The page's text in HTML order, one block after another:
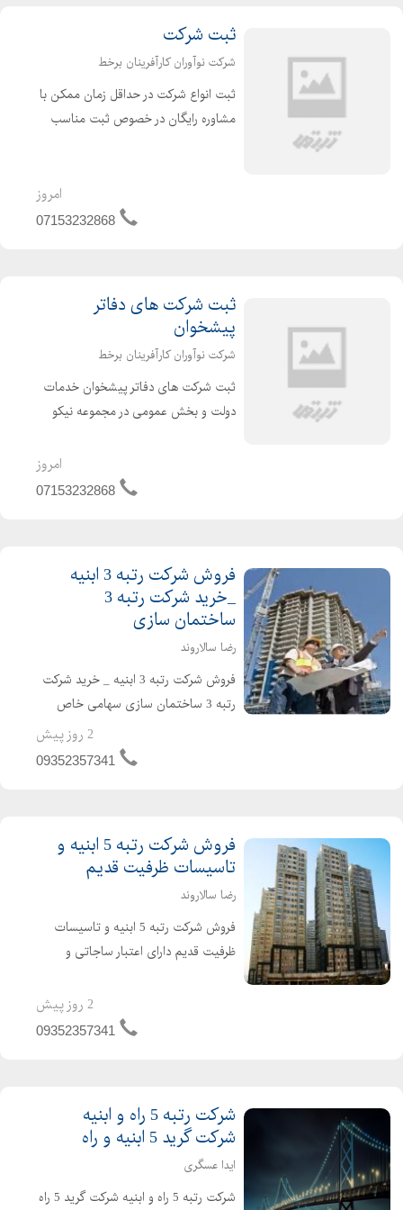
ثبت شرکت
شرکت نوآوران کارآفرینان برخط
ثبت انواع شرکت در حداقل زمان ممکن با
مشاوره رایگان در خصوص ثبت مناسب
انتخاب نام ، ثبت انواع شرکت های دفاتر
پیشخوان با کمترین هزینه در ...
امروز
07153232868
ثبت شرکت های دفاتر
پیشخوان
شرکت نوآوران کارآفرینان برخط
ثبت شرکت های دفاتر پیشخوان خدمات
دولت و بخش عمومی در مجموعه نیکو
و موفق و با دارا بودن وکلای پایه یک،
کارشناسان باتجربه، مشاورین فعال و
امروز
07153232868
فروش شرکت رتبه 3 ابنیه
_خرید شرکت رتبه 3
ساختمان سازی
رضا سالاروند
فروش شرکت رتبه 3 ابنیه _ خرید شرکت
رتبه 3 ساختمان سازی سهامی خاص
دارای اعتبار ساجاتی و ساجاری فاقد
بدهی مالیاتی و بیمه ارزش افزوده مفاصا
2 روز پیش
09352357341
فروش شرکت رتبه 5 ابنیه و
تاسیسات ظرفیت قدیم
رضا سالاروند
فروش شرکت رتبه 5 ابنیه و تاسیسات
ظرفیت قدیم دارای اعتبار ساجاتی و
واقعی نقل و انتقال سریع خوش قیمت
2 روز پیش
09352357341
شرکت رتبه 5 راه و ابنیه
شرکت گرید 5 ابنیه و راه
ایدا عسگری
شرکت رتبه 5 راه و ابنیه شرکت گرید 5 راه